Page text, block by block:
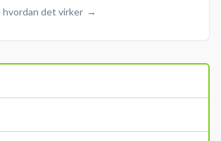
hvordan det virker →